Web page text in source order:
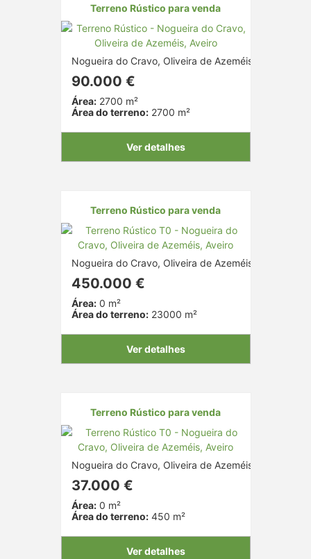
Terreno Rústico para venda
Nogueira do Cravo, Oliveira de Azeméis, Aveiro
90.000 €
Área:2700 m²
Área do terreno:2700 m²
Ver detalhes
Terreno Rústico para venda
Nogueira do Cravo, Oliveira de Azeméis, Aveiro
450.000 €
Área:0 m²
Área do terreno:23000 m²
Ver detalhes
Terreno Rústico para venda
Nogueira do Cravo, Oliveira de Azeméis, Aveiro
37.000 €
Área:0 m²
Área do terreno:450 m²
Ver detalhes